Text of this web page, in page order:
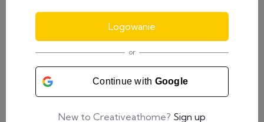
Logowanie
or
Continue with Google
New to Creativeathome? Sign up